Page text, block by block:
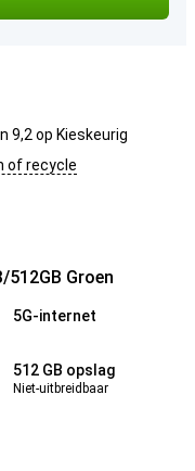
9,2 op Kieskeurig
of recycle
Groen
5G-internet
512 GB opslag
Niet-uitbreidbaar